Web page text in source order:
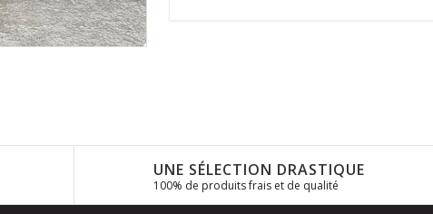
UNE SÉLECTION DRASTIQUE
100% de produits frais et de qualité